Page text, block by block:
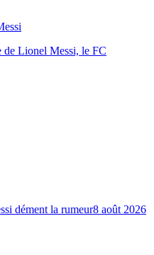
de Lionel Messi, le FC
dément la rumeur8 août 2026